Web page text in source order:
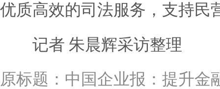
优质高效的司法服务，支持民
记者 朱晨辉采访整理
原标题： 中国企业报：提升金